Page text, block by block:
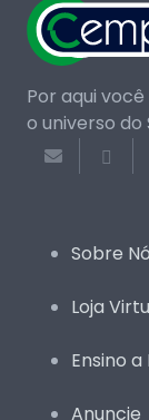
Por aqui
o universo do
Sobre
Loja
Ensino
Anuncie